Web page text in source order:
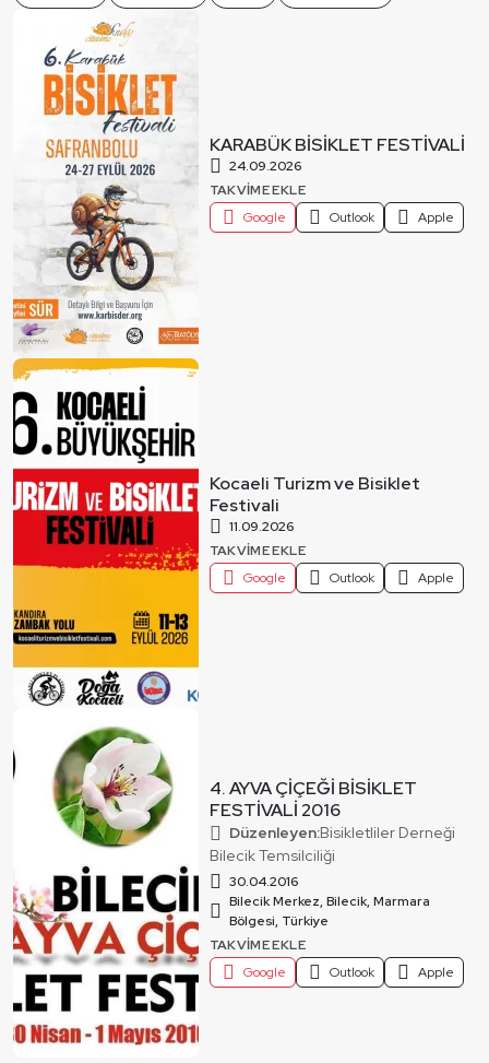
KARABÜK BİSİKLET FESTİVALİ
24.09.2026
TAKVIME EKLE
Google
Outlook Apple
Kocaeli Turizm ve Bisiklet
Festivali
11.09.2026
TAKVIME EKLE
Google
Outlook Apple
4. AYVA ÇİÇEĞİ BİSİKLET
FESTİVALİ 2016
Düzenleyen:Bisikletliler Derneği
Bilecik Temsilciliği
30.04.2016
Bilecik Merkez, Bilecik, Marmara
Bölgesi, Türkiye
TAKVIME EKLE
Google
Outlook Apple